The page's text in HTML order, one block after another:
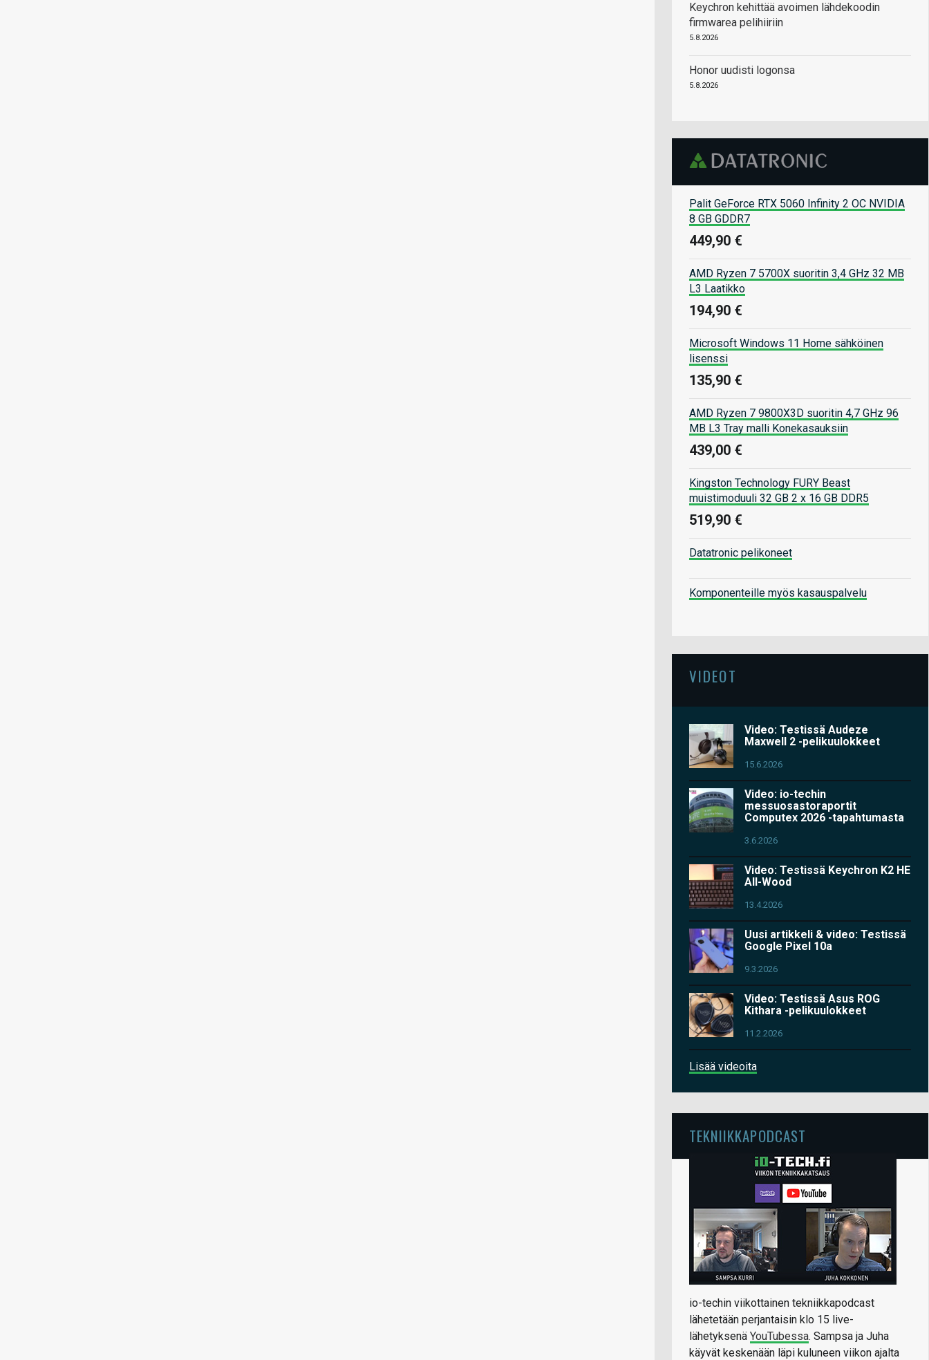
Keychron kehittää avoimen lähdekoodin
firmwarea pelihiiriin
5.8.2026
Honor uudisti logonsa
5.8.2026
Palit GeForce RTX 5060 Infinity 2 OC NVIDIA
8 GB GDDR7
449,90 €
AMD Ryzen 7 5700X suoritin 3,4 GHz 32 MB
L3 Laatikko
194,90 €
Microsoft Windows 11 Home sähköinen
lisenssi
135,90 €
AMD Ryzen 7 9800X3D suoritin 4,7 GHz 96
MB L3 Tray malli Konekasauksiin
439,00 €
Kingston Technology FURY Beast
muistimoduuli 32 GB 2 x 16 GB DDR5
519,90 €
Datatronic pelikoneet
Komponenteille myös kasauspalvelu
VIDEOT
Video: Testissä Audeze
Maxwell 2 -pelikuulokkeet
15.6.2026
Video: io-techin
messuosastoraportit
Computex 2026 -tapahtumasta
3.6.2026
Video: Testissä Keychron K2 HE
All-Wood
13.4.2026
Uusi artikkeli & video: Testissä
Google Pixel 10a
9.3.2026
Video: Testissä Asus ROG
Kithara -pelikuulokkeet
11.2.2026
Lisää videoita
TEKNIIKKAPODCAST
io-techin viikottainen tekniikkapodcast
lähetetään perjantaisin klo 15 live-
lähetyksenä YouTubessa. Sampsa ja Juha
käyvät keskenään läpi kuluneen viikon ajalta